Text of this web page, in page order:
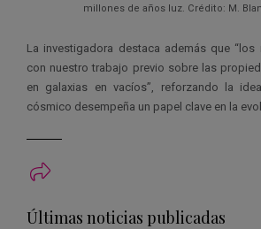
millones de años luz. Crédito: M.
La investigadora destaca además que “los
con nuestro trabajo previo sobre las
en galaxias en vacíos”, reforzando la
cósmico desempeña un papel clave en la
Últimas noticias publicadas